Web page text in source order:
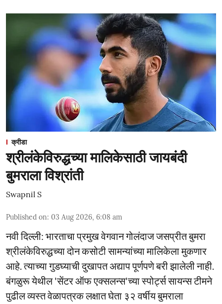
क्रीडा
श्रीलंकेविरुद्धच्या मालिकेसाठी जायबंदी
बुमराला विश्रांती
Swapnil S
Published on: 03 Aug 2026, 6:08 am
नवी दिल्ली: भारताचा प्रमुख वेगवान गोलंदाज जसप्रीत बुमरा
श्रीलंकेविरुद्धच्या दोन कसोटी सामन्यांच्या मालिकेला मुकणार
आहे. त्याच्या गुडघ्याची दुखापत अद्याप पूर्णपणे बरी झालेली नाही.
बंगळुरू येथील 'सेंटर ऑफ एक्सलन्स'च्या स्पोर्ट्स सायन्स टीमने
पुढील व्यस्त वेळापत्रक लक्षात घेता ३२ वर्षीय बुमराला